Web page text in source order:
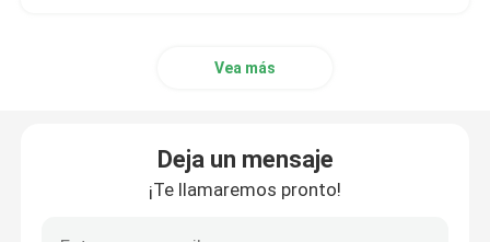
Cabeza de pozo y árbol de Navidad
BOP para el dispositivo de prevención de explosiones
Vea más
Deja un mensaje
¡Te llamaremos pronto!